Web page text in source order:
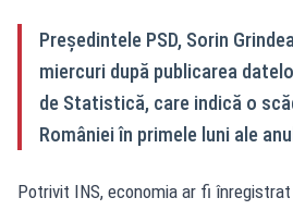
Președintele PSD, Sorin
miercuri după publicarea
de Statistică, care indică o
României în primele luni ale
Potrivit INS, economia ar fi